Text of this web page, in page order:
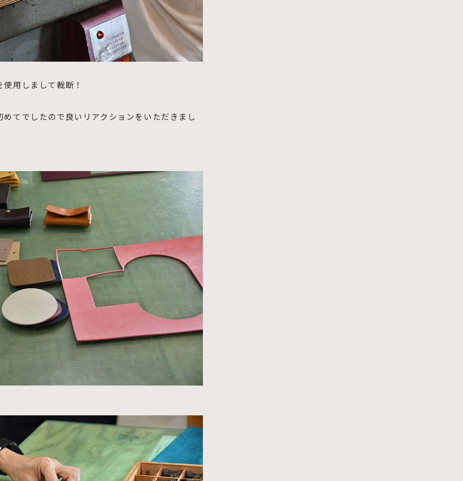
用しまして裁断！
てでしたので良いリアクションをいただきまし